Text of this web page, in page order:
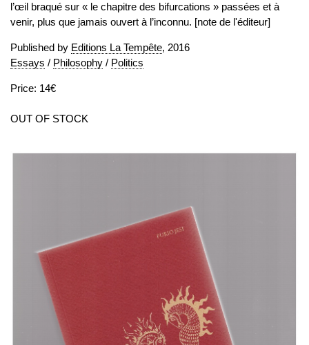
l’œil braqué sur « le chapitre des bifurcations » passées et à
venir, plus que jamais ouvert à l’inconnu. [note de l'éditeur]
Published by Editions La Tempête, 2016
Essays / Philosophy / Politics
Price: 14€
OUT OF STOCK